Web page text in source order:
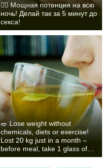
❤️‍🔥 Мощная потенция на всю
ночь! Делай так за 5 минут до
секса!
🥗 Lose weight without
chemicals, diets or exercise!
Lost 20 kg just in a month –
before meal, take 1 glass of…